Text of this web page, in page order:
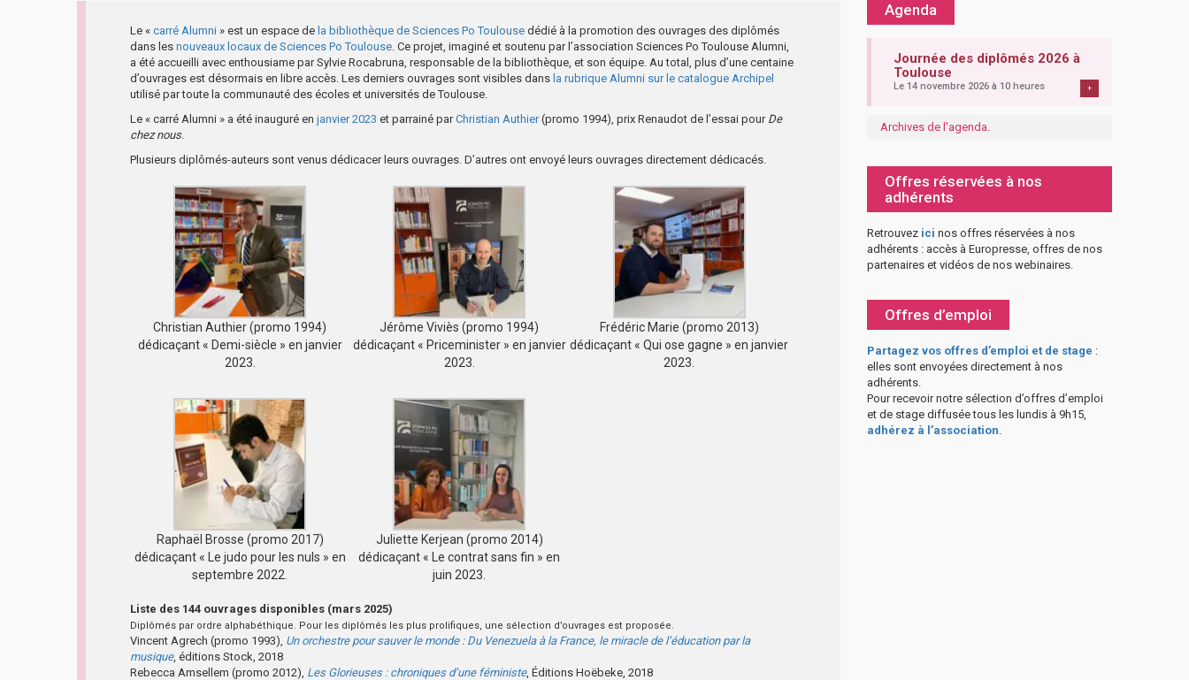
Le « carré Alumni » est un espace de la bibliothèque de Sciences Po Toulouse dédié à la promotion des ouvrages des diplômés
dans les nouveaux locaux de Sciences Po Toulouse . Ce projet, imaginé et soutenu par l’association Sciences Po Toulouse Alumni,
a été accueilli avec enthousiame par Sylvie Rocabruna, responsable de la bibliothèque, et son équipe. Au total, plus d’une centaine
d’ouvrages est désormais en libre accès. Les derniers ouvrages sont visibles dans la rubrique Alumni sur le catalogue Archipel
utilisé par toute la communauté des écoles et universités de Toulouse.
Le « carré Alumni » a été inauguré en janvier 2023 et parrainé parChristian Authier(promo 1994), prix Renaudot de l’essai pour De
chez nous.
Plusieurs diplômés-auteurs sont venus dédicacer leurs ouvrages. D’autres ont envoyé leurs ouvrages directement dédicacés.
Christian Authier (promo 1994)
dédicaçant « Demi-siècle » en janvier
2023.
Jérôme Viviès (promo 1994)
dédicaçant « Priceminister » en janvier
2023.
Frédéric Marie (promo 2013)
dédicaçant « Qui ose gagne » en janvier
2023.
Raphaël Brosse (promo 2017)
dédicaçant « Le judo pour les nuls » en
septembre 2022.
Juliette Kerjean (promo 2014)
dédicaçant « Le contrat sans fin » en
juin 2023.
Liste des 144 ouvrages disponibles (mars 2025)
Diplômés par ordre alphabéthique. Pour les diplômés les plus prolifiques, une sélection d’ouvrages est proposée.
Vincent Agrech (promo 1993), Un orchestre pour sauver le monde : Du Venezuela à la France, le miracle de l’éducation par la
musique, éditions Stock, 2018
Rebecca Amsellem (promo 2012), Les Glorieuses : chroniques d’une féministe, Éditions Hoëbeke, 2018
Agenda
Journée des diplômés 2026 à
Toulouse
Le 14 novembre 2026 à 10 heures +
Archives de l'agenda.
Offres réservées à nos
adhérents
Retrouvez ici nos offres réservées à nos
adhérents : accès à Europresse, offres de nos
partenaires et vidéos de nos webinaires.
Offres d’emploi
Partagez vos offres d’emploi et de stage :
elles sont envoyées directement à nos
adhérents.
Pour recevoir notre sélection d’offres d’emploi
et de stage diffusée tous les lundis à 9h15,
adhérez à l’association.